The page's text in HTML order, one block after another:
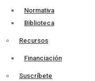
Normativa
Biblioteca
Recursos
Financiación
Suscríbete